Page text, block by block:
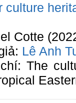
culture
Cotte
Lê Anh
The